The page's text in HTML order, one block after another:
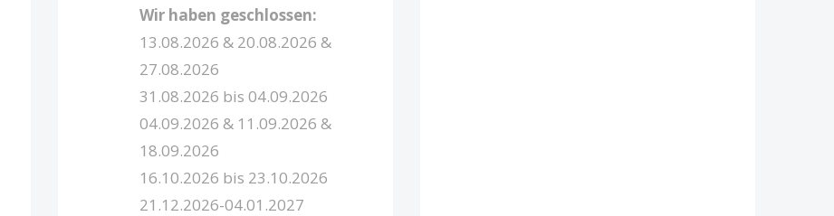
Wir haben geschlossen:
13.08.2026 & 20.08.2026 &
27.08.2026
31.08.2026 bis 04.09.2026
04.09.2026 & 11.09.2026 &
18.09.2026
16.10.2026 bis 23.10.2026
21.12.2026-04.01.2027